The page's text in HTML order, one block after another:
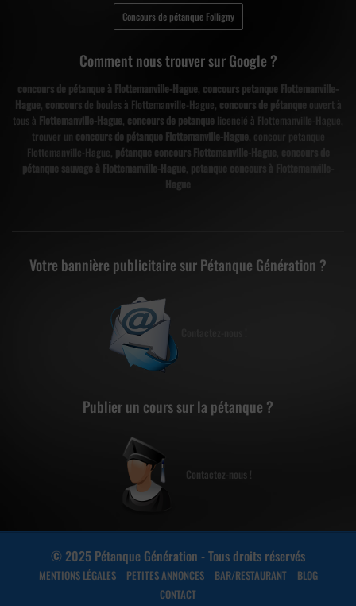
Concours de pétanque Folligny
Comment nous trouver sur Google ?
concours de pétanque à Flottemanville-Hague, concours petanque Flottemanville-
Hague, concoursde boules à Flottemanville-Hague, concours de pétanque ouvert à
tous à Flottemanville-Hague, concours de petanque licencié à Flottemanville-Hague,
trouver un concours de pétanque Flottemanville-Hague, concour petanque
Flottemanville-Hague, pétanque concours Flottemanville-Hague, concours de
pétanque sauvage à Flottemanville-Hague, petanque concours à Flottemanville-
Hague
Votre bannière publicitaire sur Pétanque Génération ?
Publier un cours sur la pétanque ?
Contactez-nous !
© 2025 Pétanque Génération - Tous droits réservés
MENTIONS LÉGALES PETITES ANNONCES BAR/RESTAURANT
BLOG
CONTACT